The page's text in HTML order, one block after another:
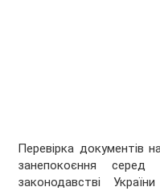
Перевірка документів
занепокоєння
законодавстві